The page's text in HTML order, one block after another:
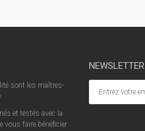
sont les maîtres-
et testés avec la
vous faire bénéficier
NEWSLETTER